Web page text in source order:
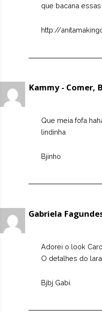
que bacana essas
http://
Kammy - Comer,
Que meia fofa
lindinha
Bjinho
Gabriela
Adorei o look
O detalhes do
Bjbj Gabi.